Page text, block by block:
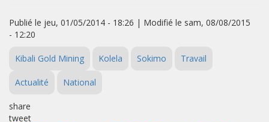
Publié le jeu, 01/05/2014 - 18:26 | Modifié le sam, 08/08/2015
- 12:20
Kibali Gold Mining Kolela Sokimo Travail
Actualité National
share
tweet